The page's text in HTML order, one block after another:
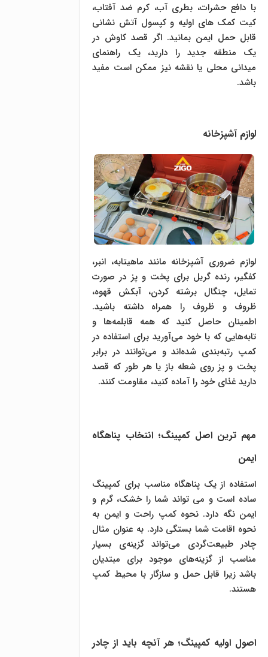
با دافع حشرات، بطری آب، کرم ضد آفتاب،
کیت کمک های اولیه و کپسول آتش نشانی
قابل حمل ایمن بمانید. اگر قصد کاوش در
یک منطقه جدید را دارید، یک راهنمای
میدانی محلی یا نقشه نیز ممکن است مفید
باشد.
لوازم آشپزخانه
لوازم ضروری آشپزخانه مانند ماهیتابه، انبر،
کفگیر، رنده گریل برای پخت و پز در صورت
تمایل، چنگال برشته کردن، آبکش قهوه،
ظروف و ظروف را همراه داشته باشید.
اطمینان حاصل کنید که همه قابلمه‌ها و
تابه‌هایی که با خود می‌آورید برای استفاده در
کمپ رتبه‌بندی شده‌اند و می‌توانند در برابر
پخت و پز روی شعله باز یا هر طور که قصد
دارید غذای خود را آماده کنید، مقاومت کنند.
مهم ترین اصل کمپینگ؛ انتخاب پناهگاه
ایمن
استفاده از یک پناهگاه مناسب برای کمپینگ
ساده است و می تواند شما را خشک، گرم و
ایمن نگه دارد. نحوه کمپ راحت و ایمن به
نحوه اقامت شما بستگی دارد. به عنوان مثال
چادر طبیعت‌گردی می‌تواند گزینه‌ی بسیار
مناسب از گزینه‌های موجود برای مبتدیان
باشد زیرا قابل حمل و سازگار با محیط کمپ
هستند.
اصول اولیه کمپینگ؛ هر آنچه باید از چادر